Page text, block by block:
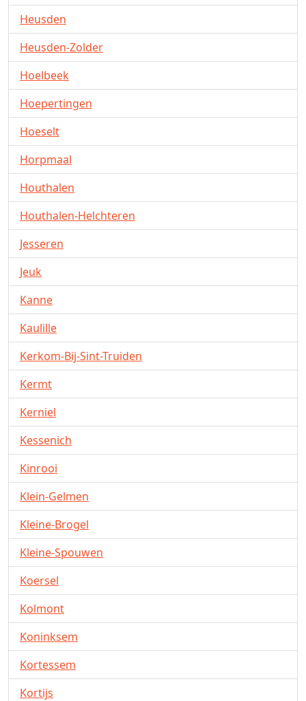
Heusden
Heusden-Zolder
Hoelbeek
Hoepertingen
Hoeselt
Horpmaal
Houthalen
Houthalen-Helchteren
Jesseren
Jeuk
Kanne
Kaulille
Kerkom-Bij-Sint-Truiden
Kermt
Kerniel
Kessenich
Kinrooi
Klein-Gelmen
Kleine-Brogel
Kleine-Spouwen
Koersel
Kolmont
Koninksem
Kortessem
Kortijs